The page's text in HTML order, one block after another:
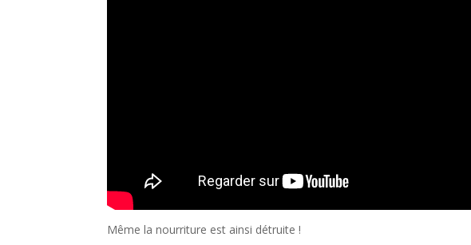
Même la nourriture est ainsi détruite !